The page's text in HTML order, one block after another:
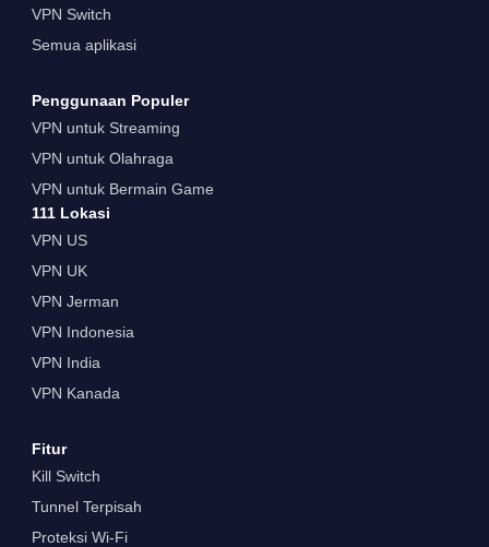
VPN Switch
Semua aplikasi
Penggunaan Populer
VPN untuk Streaming
VPN untuk Olahraga
VPN untuk Bermain Game
111 Lokasi
VPN US
VPN UK
VPN Jerman
VPN Indonesia
VPN India
VPN Kanada
Fitur
Kill Switch
Tunnel Terpisah
Proteksi Wi-Fi